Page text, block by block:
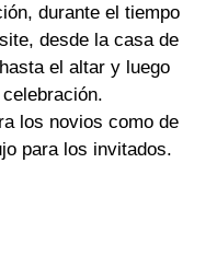
durante el tiempo
desde la casa de
el altar y luego
los novios como de
para los invitados.